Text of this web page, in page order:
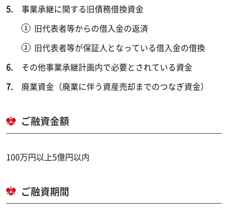
事業承継に関する旧債務借換資金
旧代表者等からの借入金の返済
旧代表者等が保証人となっている借入金の借換
その他事業承継計画内で必要とされている資金
廃業資金（廃業に伴う資産売却までのつなぎ資金）
ご融資金額
100万円以上5億円以内
ご融資期間